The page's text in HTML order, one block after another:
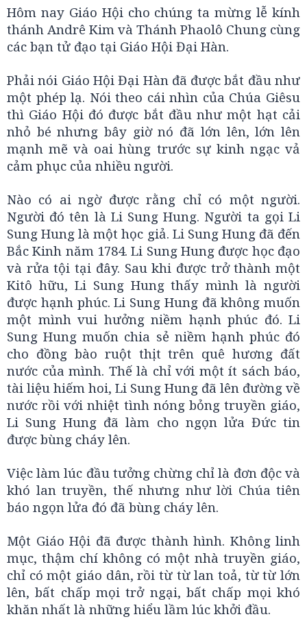
Hôm nay Giáo Hội cho chúng ta mừng lễ kính
thánh Andrê Kim và Thánh Phaolô Chung cùng
các bạn tử đạo tại Giáo Hội Đại Hàn.
Phải nói Giáo Hội Đại Hàn đã được bắt đầu như
một phép lạ. Nói theo cái nhìn của Chúa Giêsu
thì Giáo Hội đó được bắt đầu như một hạt cải
nhỏ bé nhưng bây giờ nó đã lớn lên, lớn lên
mạnh mẽ và oai hùng trước sự kinh ngạc vả
cảm phục của nhiều người.
Nào có ai ngờ được rằng chỉ có một người.
Người đó tên là Li Sung Hung. Người ta gọi Li
Sung Hung là một học giả. Li Sung Hung đã đến
Bắc Kinh năm 1784. Li Sung Hung được học đạo
và rửa tội tại đây. Sau khi được trở thành một
Kitô hữu, Li Sung Hung thấy mình là người
được hạnh phúc. Li Sung Hung đã không muốn
một mình vui hưởng niềm hạnh phúc đó. Li
Sung Hung muốn chia sẻ niềm hạnh phúc đó
cho đồng bào ruột thịt trên quê hương đất
nước của mình. Thế là chỉ với một ít sách báo,
tài liệu hiếm hoi, Li Sung Hung đã lên đường về
nước rồi với nhiệt tình nóng bỏng truyền giáo,
Li Sung Hung đã làm cho ngọn lửa Đức tin
được bùng cháy lên.
Việc làm lúc đầu tưởng chừng chỉ là đơn độc và
khó lan truyền, thế nhưng như lời Chúa tiên
báo ngọn lửa đó đã bùng cháy lên.
Một Giáo Hội đã được thành hình. Không linh
mục, thậm chí không có một nhà truyền giáo,
chỉ có một giáo dân, rồi từ từ lan toả, từ từ lớn
lên, bất chấp mọi trở ngại, bất chấp mọi khó
khăn nhất là những hiểu lầm lúc khởi đầu.